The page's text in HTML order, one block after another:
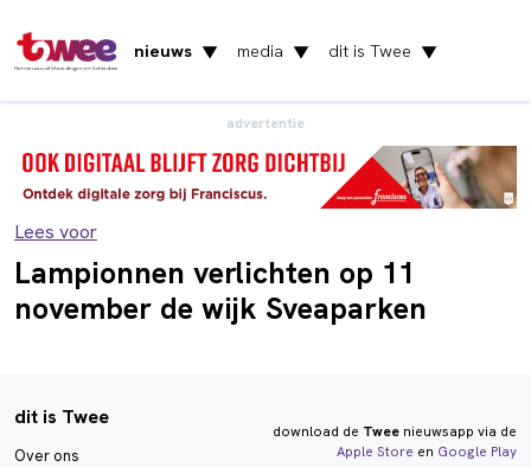
Het nieuws uit Vlaardingen en Schiedam
nieuws ▼ media ▼ dit is Twee ▼
advertentie
Lees voor
Lampionnen verlichten op 11
november de wijk Sveaparken
dit is Twee
Over ons
download de Tweenieuwsapp via de
Apple Store en Google Play